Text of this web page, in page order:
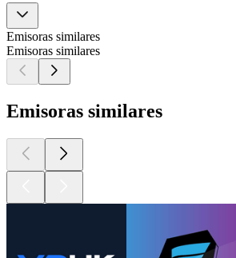
Emisoras similares
Emisoras similares
Emisoras similares